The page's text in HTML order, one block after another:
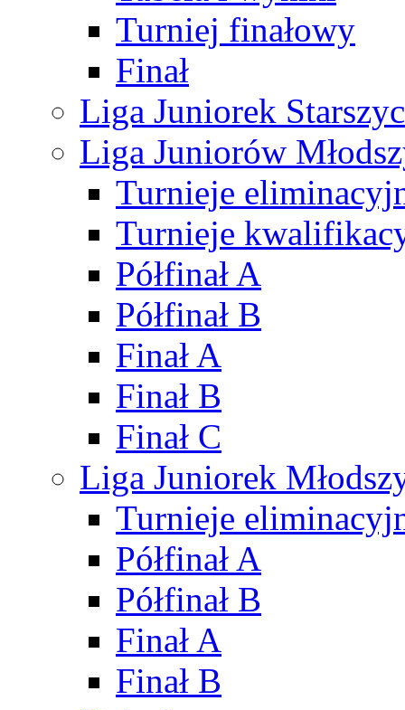
Turniej finałowy
Finał
Liga Juniorek
Liga Juniorów
Turnieje
Turnieje
Półfinał A
Półfinał B
Finał A
Finał B
Finał C
Liga Juniorek
Turnieje
Półfinał A
Półfinał B
Finał A
Finał B